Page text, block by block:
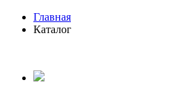
Главная
Каталог